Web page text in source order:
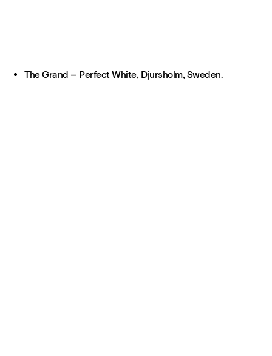
The Grand – Perfect White, Djursholm, Sweden.